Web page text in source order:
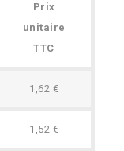
Prix
unitaire
TTC
1,62 €
1,52 €